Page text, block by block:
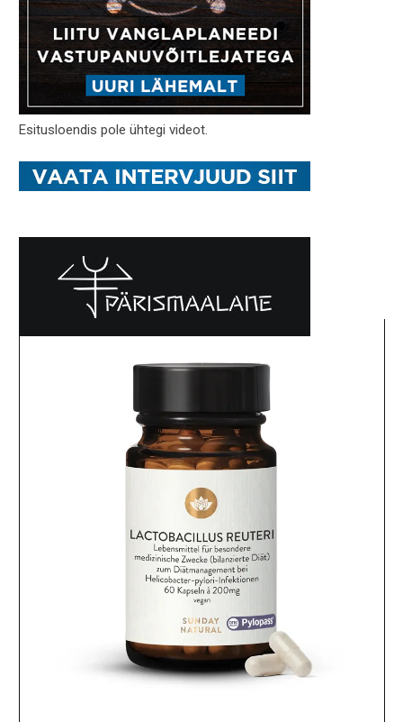
Esitusloendis pole ühtegi videot.